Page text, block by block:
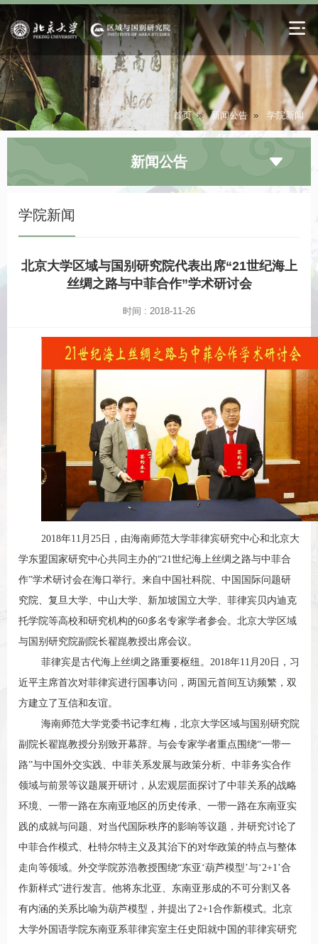
首页 » 新闻公告 » 学院新闻
新闻公告
学院新闻
北京大学区域与国别研究院代表出席“21世纪海上
丝绸之路与中菲合作”学术研讨会
时间 : 2018-11-26
2018年11月25日，由海南师范大学菲律宾研究中心和北京大
学东盟国家研究中心共同主办的“21世纪海上丝绸之路与中菲合
作”学术研讨会在海口举行。来自中国社科院、中国国际问题研
究院、复旦大学、中山大学、新加坡国立大学、菲律宾贝内迪克
托学院等高校和研究机构的60多名专家学者参会。北京大学区域
与国别研究院副院长翟崑教授出席会议。
菲律宾是古代海上丝绸之路重要枢纽。2018年11月20日，习
近平主席首次对菲律宾进行国事访问，两国元首间互访频繁，双
方建立了互信和友谊。
海南师范大学党委书记李红梅，北京大学区域与国别研究院
副院长翟崑教授分别致开幕辞。与会专家学者重点围绕“一带一
路”与中国外交实践、中菲关系发展与政策分析、中菲务实合作
领域与前景等议题展开研讨，从宏观层面探讨了中菲关系的战略
环境、一带一路在东南亚地区的历史传承、一带一路在东南亚实
践的成就与问题、对当代国际秩序的影响等议题，并研究讨论了
中菲合作模式、杜特尔特主义及其治下的对华政策的特点与整体
走向等领域。外交学院苏浩教授围绕“东亚‘葫芦模型’与‘2+1’合
作新样式”进行发言。他将东北亚、东南亚形成的不可分割又各
有内涵的关系比喻为葫芦模型，并提出了2+1合作新模式。北京
大学外国语学院东南亚系菲律宾室主任史阳就中国的菲律宾研究